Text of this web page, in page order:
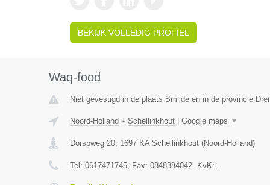
BEKIJK VOLLEDIG PROFIEL
Waq-food
Niet gevestigd in de plaats Smilde en in de provincie
Noord-Holland » Schellinkhout| Google maps ▼
Dorspweg 20, 1697 KA Schellinkhout(Noord-Holland)
Tel: 0617471745, Fax: 0848384042, KvK: -